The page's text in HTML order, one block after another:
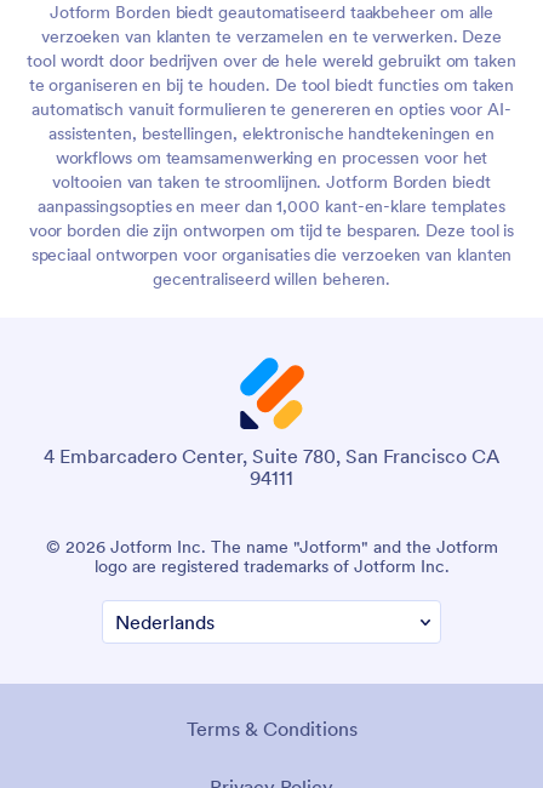
Jotform Borden biedt geautomatiseerd taakbeheer om alle
verzoeken van klanten te verzamelen en te verwerken. Deze
tool wordt door bedrijven over de hele wereld gebruikt om taken
te organiseren en bij te houden. De tool biedt functies om taken
automatisch vanuit formulieren te genereren en opties voor AI-
assistenten, bestellingen, elektronische handtekeningen en
workflows om teamsamenwerking en processen voor het
voltooien van taken te stroomlijnen. Jotform Borden biedt
aanpassingsopties en meer dan 1,000 kant-en-klare templates
voor borden die zijn ontworpen om tijd te besparen. Deze tool is
speciaal ontworpen voor organisaties die verzoeken van klanten
gecentraliseerd willen beheren.
4 Embarcadero Center, Suite 780, San Francisco CA
94111
© 2026 Jotform Inc. The name "Jotform" and the Jotform
logo are registered trademarks of Jotform Inc.
Terms & Conditions